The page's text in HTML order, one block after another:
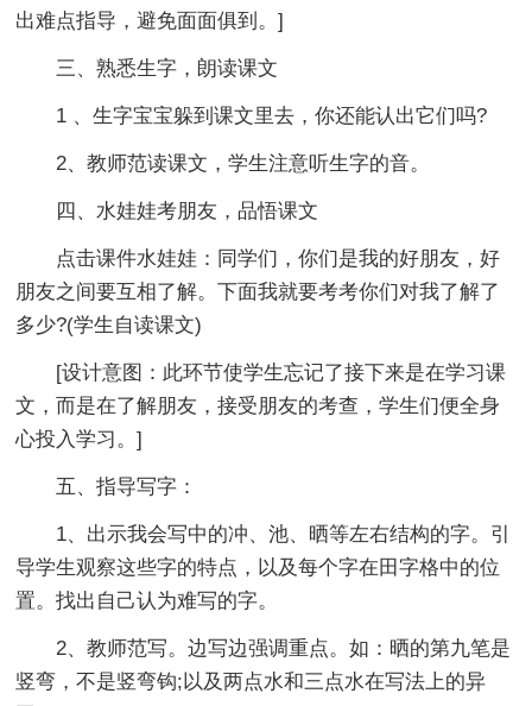
出难点指导，避免面面俱到。]
三、熟悉生字，朗读课文
1 、生字宝宝躲到课文里去，你还能认出它们吗?
2、教师范读课文，学生注意听生字的音。
四、水娃娃考朋友，品悟课文
点击课件水娃娃：同学们，你们是我的好朋友，好
朋友之间要互相了解。下面我就要考考你们对我了解了
多少?(学生自读课文)
[设计意图：此环节使学生忘记了接下来是在学习课
文，而是在了解朋友，接受朋友的考查，学生们便全身
心投入学习。]
五、指导写字：
1、出示我会写中的冲、池、晒等左右结构的字。引
导学生观察这些字的特点，以及每个字在田字格中的位
置。找出自己认为难写的字。
2、教师范写。边写边强调重点。如：晒的第九笔是
竖弯，不是竖弯钩;以及两点水和三点水在写法上的异